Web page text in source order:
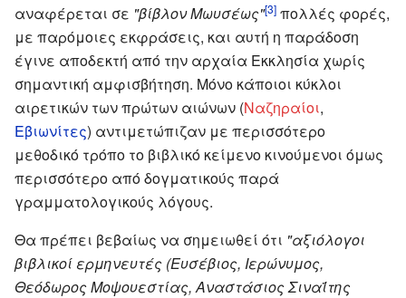
αναφέρεται σε "βίβλον Μωυσέως"[3] πολλές φορές,
με παρόμοιες εκφράσεις, και αυτή η παράδοση
έγινε αποδεκτή από την αρχαία Εκκλησία χωρίς
σημαντική αμφισβήτηση. Μόνο κάποιοι κύκλοι
αιρετικών των πρώτων αιώνων (Ναζηραίοι,
Εβιωνίτες) αντιμετώπιζαν με περισσότερο
μεθοδικό τρόπο το βιβλικό κείμενο κινούμενοι όμως
περισσότερο από δογματικούς παρά
γραμματολογικούς λόγους.
Θα πρέπει βεβαίως να σημειωθεί ότι "αξιόλογοι
βιβλικοί ερμηνευτές (Ευσέβιος, Ιερώνυμος,
Θεόδωρος Μοψουεστίας, Αναστάσιος Σιναΐτης